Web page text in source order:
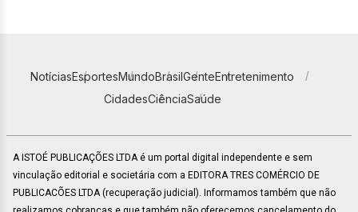
NotíciasEsportesMundoBrasilGenteEntretenimento
CidadesCiênciaSaúde
A ISTOÉ PUBLICAÇÕES LTDA é um portal digital independente e sem
vinculação editorial e societária com a EDITORA TRES COMÉRCIO DE
PUBLICACÕES LTDA (recuperação judicial). Informamos também que não